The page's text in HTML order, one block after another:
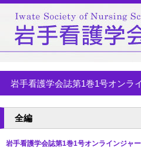
岩手看護学会誌第1巻1号オンラ
全編
岩手看護学会誌第1巻1号オンラインジャ